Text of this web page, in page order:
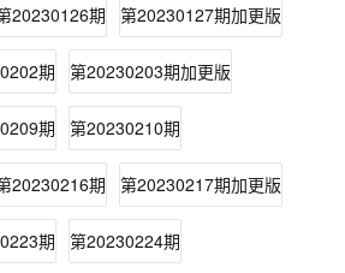
20230126期 第20230127期加更版
期 第20230203期加更版
期 第20230210期
20230216期 第20230217期加更版
期 第20230224期